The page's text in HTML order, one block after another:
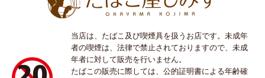
当店は、たばこ及び喫煙具を扱うお店です。未成年
者の喫煙は、法律で禁止されておりますので、未成
年者に対して販売を行いません。
たばこの販売に際しては、公的証明書による年齢確